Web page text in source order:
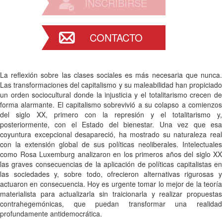
CONTACTO
La reflexión sobre las clases sociales es más necesaria que nunca.
Las transformaciones del capitalismo y su maleabilidad han propiciado
un orden sociocultural donde la injusticia y el totalitarismo crecen de
forma alarmante. El capitalismo sobrevivió a su colapso a comienzos
del siglo XX, primero con la represión y el totalitarismo y,
posteriormente, con el Estado del bienestar. Una vez que esa
coyuntura excepcional desapareció, ha mostrado su naturaleza real
con la extensión global de sus políticas neoliberales. Intelectuales
como Rosa Luxemburg analizaron en los primeros años del siglo XX
las graves consecuencias de la aplicación de políticas capitalistas en
las sociedades y, sobre todo, ofrecieron alternativas rigurosas y
actuaron en consecuencia. Hoy es urgente tomar lo mejor de la teoría
materialista para actualizarla sin traicionarla y realizar propuestas
contrahegemónicas, que puedan transformar una realidad
profundamente antidemocrática.